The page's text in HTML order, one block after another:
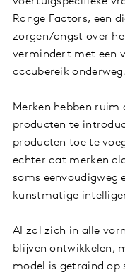
Range Factors, een
zorgen/angst over
vermindert met een
accubereik
Merken hebben
producten te
producten toe te
echter dat merken
soms eenvoudigweg
kunstmatige
AI zal zich in alle
blijven ontwikkelen,
model is getraind op